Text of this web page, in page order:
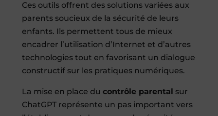
Ces outils offrent des solutions variées aux
parents soucieux de la sécurité de leurs
enfants. Ils permettent tous de mieux
encadrer l’utilisation d’Internet et d’autres
technologies tout en favorisant un dialogue
constructif sur les pratiques numériques.
La mise en place du contrôle parental sur
ChatGPT représente un pas important vers